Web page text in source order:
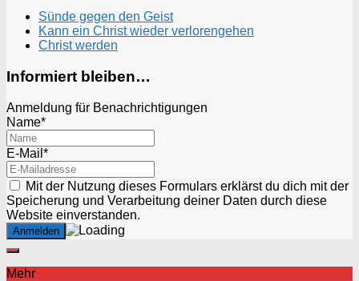
Sünde gegen den Geist
Kann ein Christ wieder verlorengehen
Christ werden
Informiert bleiben…
Anmeldung für Benachrichtigungen
Name*
E-Mail*
Mit der Nutzung dieses Formulars erklärst du dich mit der
Speicherung und Verarbeitung deiner Daten durch diese
Website einverstanden.
Mehr